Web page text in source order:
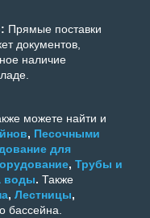
Прямые поставки
документов,
наличие
можете найти и
, Песочными
для
, Трубы и
воды. Также
, Лестницы,
бассейна.